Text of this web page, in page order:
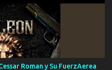
platica de grandes por eso hay
para atender los deberes
de confianza tengo gente
Pariente 7 arreglan
que ordené NOS HACE
ERA EL 24 SIEMPRE FUE UN
Roman y Su FuerzAerea